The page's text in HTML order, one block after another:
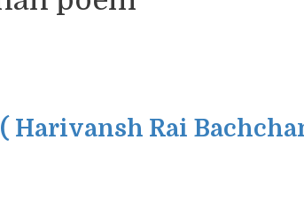
( Harivansh Rai